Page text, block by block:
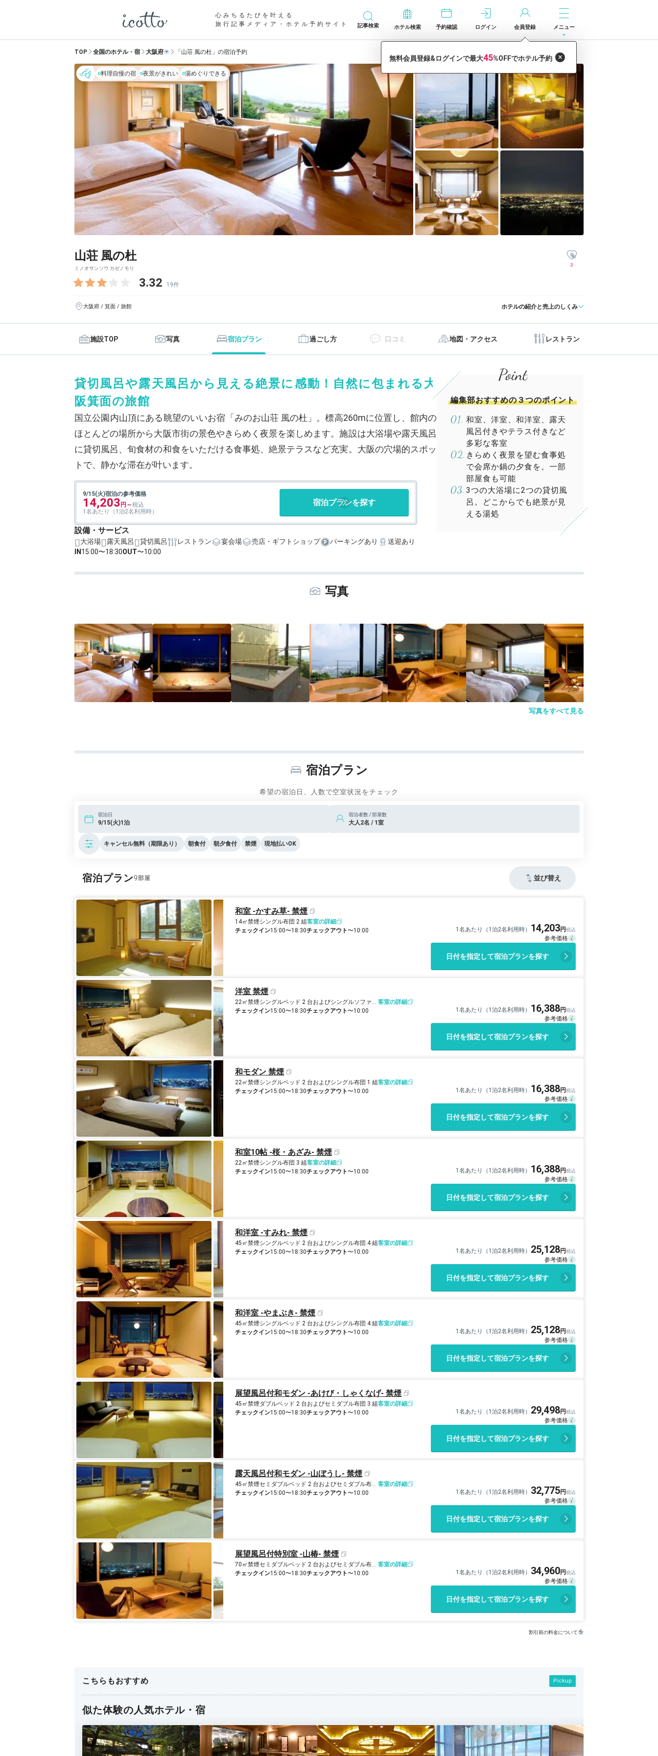
心みちるたびを叶える
旅行記事メディア・ホテル予約サイト
記事検索 ホテル検索 予約確認 ログイン 会員登録 メニュー
TOP 全国のホテル・宿 大阪府 「山荘 風の杜」の宿泊予約
料理自慢の宿 夜景がきれい 湯めぐりできる
山荘 風の杜
ミノオサンソウ カゼノモリ
3.32 19件
2
大阪府 / 箕面 / 旅館 ホテルの紹介と売上のしくみ
施設TOP 写真 宿泊プラン 過ごし方 口コミ 地図・アクセス レストラン
貸切風呂や露天風呂から見える絶景に感動！自然に包まれる大
阪箕面の旅館
国立公園内山頂にある眺望のいいお宿「みのお山荘 風の杜」。標高260mに位置し、館内の
ほとんどの場所から大阪市街の景色やきらめく夜景を楽しめます。施設は大浴場や露天風呂
に貸切風呂、旬食材の和食をいただける食事処、絶景テラスなど充実。大阪の穴場的スポッ
トで、静かな滞在が叶います。
9/15(火)宿泊の参考価格
14,203
1名あたり（1泊2名利用時）
宿泊プランを探す
設備・サービス
大浴場 露天風呂 貸切風呂 レストラン 宴会場 売店・ギフトショップ パーキングあり
送迎あり
IN 15:00〜18:30OUT〜10:00
編集部おすすめの３つのポイント
和室、洋室、和洋室、露天
風呂付きやテラス付きなど
多彩な客室
きらめく夜景を望む食事処
で会席か鍋の夕食を。一部
部屋食も可能
3つの大浴場に2つの貸切風
呂。どこからでも絶景が見
える湯処
写真
写真をすべて見る
宿泊プラン
希望の宿泊日、人数で空室状況をチェック
宿泊日
9/15(火)1泊
宿泊者数 / 部屋数
大人2名 / 1室
キャンセル無料（期限あり） 朝食付 朝夕食付 禁煙 現地払いOK
宿泊プラン9 並び替え
和室 -かすみ草- 禁煙
14㎡禁煙シングル布団 2 組客室の詳細
チェックイン15:00〜18:30チェックアウト〜10:00 1名あたり（1泊2名利用時） 14,203
日付を指定して宿泊プランを探す
洋室 禁煙
22㎡禁煙 シングルベッド 2 台およびシングルソファーベッド 1 台 客室の詳細
チェックイン15:00〜18:30チェックアウト〜10:00 1名あたり（1泊2名利用時） 16,388
日付を指定して宿泊プランを探す
和モダン 禁煙
22㎡禁煙シングルベッド 2 台およびシングル布団 1 組客室の詳細
チェックイン15:00〜18:30チェックアウト〜10:00 1名あたり（1泊2名利用時） 16,388
日付を指定して宿泊プランを探す
和室10帖 -桜・あざみ- 禁煙
22㎡禁煙シングル布団 3 組客室の詳細
チェックイン15:00〜18:30チェックアウト〜10:00 1名あたり（1泊2名利用時） 16,388
日付を指定して宿泊プランを探す
和洋室 -すみれ- 禁煙
45㎡禁煙シングルベッド 2 台およびシングル布団 4 組客室の詳細
チェックイン15:00〜18:30チェックアウト〜10:00 1名あたり（1泊2名利用時） 25,128
日付を指定して宿泊プランを探す
和洋室 -やまぶき- 禁煙
45㎡禁煙シングルベッド 2 台およびシングル布団 4 組客室の詳細
チェックイン15:00〜18:30チェックアウト〜10:00 1名あたり（1泊2名利用時） 25,128
日付を指定して宿泊プランを探す
展望風呂付和モダン -あけび・しゃくなげ- 禁煙
45㎡禁煙ダブルベッド 2 台およびセミダブル布団 3 組客室の詳細
チェックイン15:00〜18:30チェックアウト〜10:00 1名あたり（1泊2名利用時） 29,498
日付を指定して宿泊プランを探す
露天風呂付和モダン -山ぼうし- 禁煙
45㎡禁煙 セミダブルベッド 2 台およびセミダブル布団 3 組 客室の詳細
チェックイン15:00〜18:30チェックアウト〜10:00 1名あたり（1泊2名利用時） 32,775
日付を指定して宿泊プランを探す
展望風呂付特別室 -山椿- 禁煙
70㎡禁煙 セミダブルベッド 2 台およびセミダブル布団 4 組 客室の詳細
チェックイン15:00〜18:30チェックアウト〜10:00 1名あたり（1泊2名利用時） 34,960
日付を指定して宿泊プランを探す
割引前の料金について
こちらもおすすめ Pickup
似た体験の人気ホテル・宿